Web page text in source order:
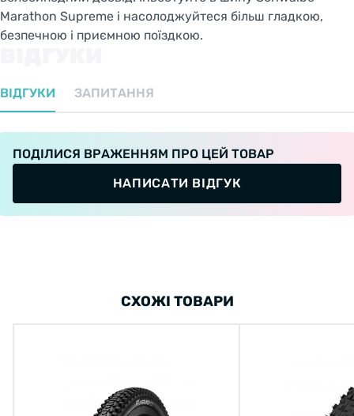
Marathon Supreme і насолоджуйтеся більш гладкою,
безпечною і приємною поїздкою.
ВІДГУКИ ЗАПИТАННЯ
ПОДІЛИСЯ ВРАЖЕННЯМ ПРО ЦЕЙ ТОВАР
НАПИСАТИ ВІДГУК
СХОЖІ ТОВАРИ